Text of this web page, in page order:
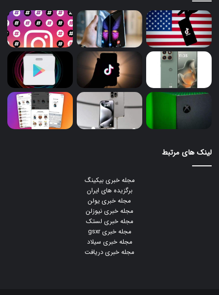
لینک های مرتبط
مجله خبری بیکینگ
برگزیده های ایران
مجله خبری یولن
مجله خبری نیوزلن
مجله خبری لستک
مجله خبری gsxr
مجله خبری سیلاد
مجله خبری دریافت